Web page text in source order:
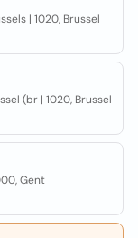
| 1020, Brussel
(br | 1020, Brussel
Gent